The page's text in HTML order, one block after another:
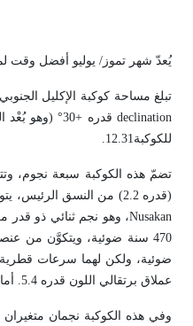
يُعدّ شهر تموز/ يوليو أفضل وقت
تبلغ مساحة كوكبة الإكليل الجنوبي 179 درجة مربعة، وتقع عند طالع مستقيم
declinationقدره +30° (وهو بُعْد الجرم عن خط الاستوا السماوي). ويبلغ القدر البصري
للكوكبة12.31.
تضمّ هذه الكوكبة سبعة نجوم،
(قدره 2.2) من النسق الرئيس، يتوسط الكوكبة ويبعد عن الأرض 75 سنة ضوئية، وهو يوضع على الاسطرلابات. والثاني منهما هو بيتا
Nusakan، وهو نجم ثنائي ذو قدر مرئي ظاهري بين 3.65 و 3.75، ويبعد عن الأرض
470 سنة ضوئية، ويتكوَّن من عنصرين من النوع الأبيض- الأزرق: الأول قدره 5 والثاني قدره 6. وهناك النجم المزدوج نيو
ضوئية، ولكن لهما سرعات قطرية
عملاق برتقالي اللون قدره 5.4. أما النجم سيغما
وفي هذه الكوكبة نجمان متغيران